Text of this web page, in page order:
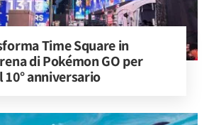
Time Square in
di Pokémon GO per
anniversario